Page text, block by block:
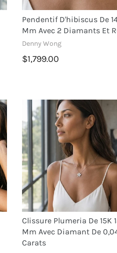
Pendentif D'hibiscus De
Mm Avec 2 Diamants Et
Denny Wong
$1,799.00
Clissure Plumeria De 15K
Mm Avec Diamant De
Carats